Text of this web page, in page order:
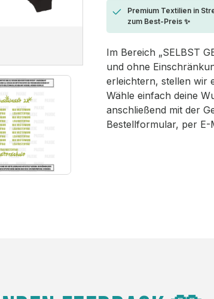
Premium Textilien in
zum Best-Preis ✨
Im Bereich „SELBST
und ohne
erleichtern, stellen wir
Wähle einfach deine
anschließend mit der
Bestellformular, per E-